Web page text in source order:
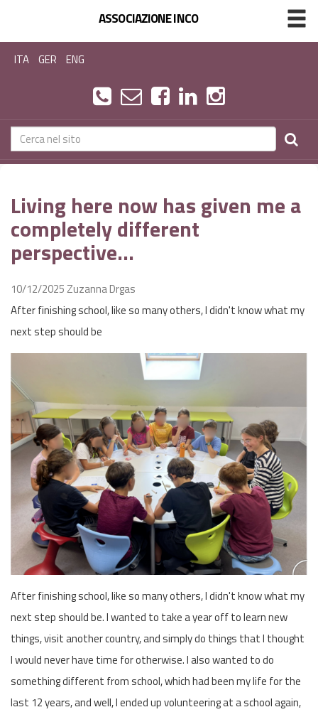
ASSOCIAZIONE INCO
ITA GER ENG
Living here now has given me a
completely different
perspective...
10/12/2025Zuzanna Drgas
After finishing school, like so many others, I didn't know what my
next step should be
After finishing school, like so many others, I didn't know what my
next step should be. I wanted to take a year off to learn new
things, visit another country, and simply do things that I thought
I would never have time for otherwise. I also wanted to do
something different from school, which had been my life for the
last 12 years, and well, I ended up volunteering at a school again,